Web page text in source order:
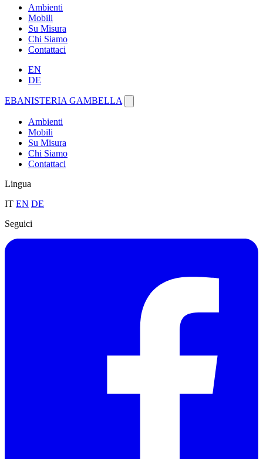
Ambienti
Mobili
Su Misura
Chi Siamo
Contattaci
EN
DE
EBANISTERIA GAMBELLA
Ambienti
Mobili
Su Misura
Chi Siamo
Contattaci
Lingua
IT EN DE
Seguici